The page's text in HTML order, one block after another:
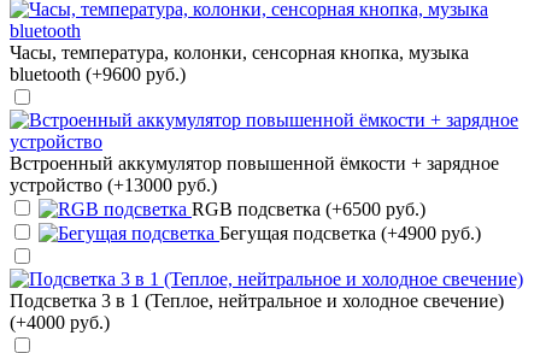
Часы, температура, колонки, сенсорная кнопка, музыка
bluetooth (+9600 руб.)
Встроенный аккумулятор повышенной ёмкости + зарядное
устройство (+13000 руб.)
RGB подсветка (+6500 руб.)
Бегущая подсветка (+4900 руб.)
Подсветка 3 в 1 (Теплое, нейтральное и холодное свечение)
(+4000 руб.)